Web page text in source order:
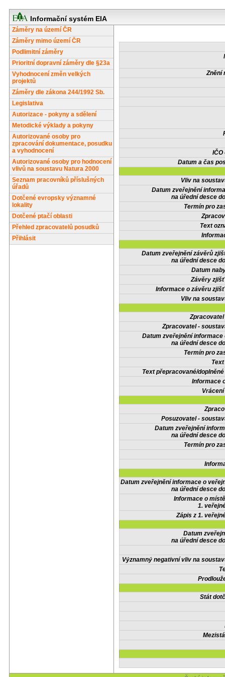
Informační systém EIA
Záměry na území ČR
Záměry mimo území ČR
Podlimitní záměry
Prioritní dopravní záměry dle §23a
Vyhodnocení změn velkých
projektů
Záměry dle zákona 244/1992 Sb.
Legislativa
Autorizace - pokyny a sdělení
Metodické výklady a pokyny
Autorizované osoby pro
zpracování dokumentace, posudku
a vyhodnocení
Autorizované osoby pro hodnocení
vlivů na soustavu Natura 2000
Seznam pracovníků příslušných
úřadů
Dotčené evropsky významné
lokality
Dotčené ptačí oblasti
Přehled zpracovatelů posudků
Přihlásit
Znění
IČO
Datum a čas
Vliv na
Datum zveřejnění
na úřední desce
Termín pro
Text
Datum zveřejnění závěrů
na úřední desce
Datum
Závěry
Informace o závěru
Vliv na
Zpracovatel -
Datum zveřejnění informace
na úřední desce
Termín pro
Text přepracované/
Informace
Posuzovatel -
Datum zveřejnění
na úřední desce
Termín pro
Datum zveřejnění informace o
na úřední desce
Informace o
1.
Zápis z 1.
Datum
na úřední desce
Významný negativní vliv na
Stát